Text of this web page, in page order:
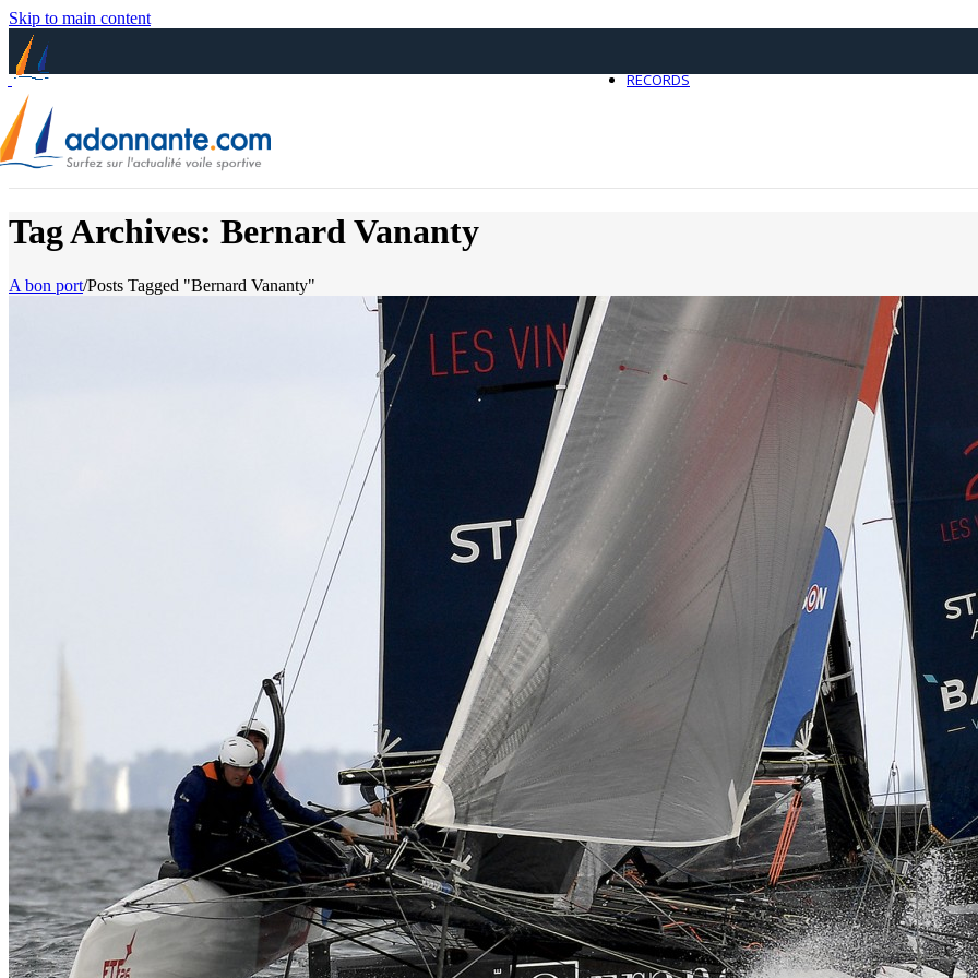
Skip to main content
0
RECORDS
Mai
Classe Ultim 32/23 ,Records,Trophée Jules Verne
Un nouveau Maxi Edmond de
Source
Gitana Team
8 mai 2025
0
Tag Archives: Bernard Vananty
A bon port/Posts Tagged "Bernard Vananty"